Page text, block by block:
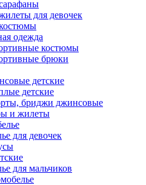
для девочек
одежда
костюмы
брюки
детские
детские
бриджи джинсовые
и жилеты
для девочек
для мальчиков